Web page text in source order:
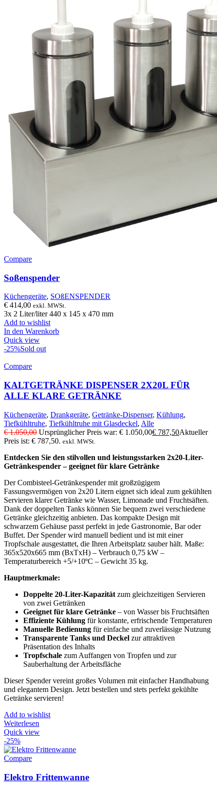
Compare
Soßenspender
Küchengeräte, SOßENSPENDER
€ 414,00 exkl. MWSt.
3x 2 Liter/liter 440 x 145 x 470 mm
Add to wishlist
In den Warenkorb
Quick view
-25%Sold out
Compare
KALTGETRÄNKE DISPENSER 2X20L FÜR
ALLE KLARE GETRÄNKE
Küchengeräte, Drankgeräte, Getränke-Dispenser, Kühlung,
Tiefkühltruhe, Tiefkühltruhe mit Glasdeckel, Alle
€1.050,00 Ursprünglicher Preis war: € 1.050,00€ 787,50Aktueller
Preis ist: € 787,50. exkl. MWSt.
Entdecken Sie den stilvollen und leistungsstarken 2x20-Liter-
Getränkespender – geeignet für klare Getränke
Der Combisteel-Getränkespender mit großzügigem
Fassungsvermögen von 2x20 Litern eignet sich ideal zum gekühlten
Servieren klarer Getränke wie Wasser, Limonade und Fruchtsäften.
Dank der doppelten Tanks können Sie bequem zwei verschiedene
Getränke gleichzeitig anbieten. Das kompakte Design mit
schwarzem Gehäuse passt perfekt in jede Gastronomie, Bar oder
Buffet. Der Spender wird manuell bedient und ist mit einer
Tropfschale ausgestattet, die Ihren Arbeitsplatz sauber hält. Maße:
365x520x665 mm (BxTxH) – Verbrauch 0,75 kW –
Temperaturbereich +5/+10ºC – Gewicht 35 kg.
Hauptmerkmale:
Doppelte 20-Liter-Kapazität zum gleichzeitigen Servieren
von zwei Getränken
Geeignet für klare Getränke – von Wasser bis Fruchtsäften
Effiziente Kühlung für konstante, erfrischende Temperaturen
Manuelle Bedienung für einfache und zuverlässige Nutzung
Transparente Tanks und Deckel zur attraktiven
Präsentation des Inhalts
Tropfschale zum Auffangen von Tropfen und zur
Sauberhaltung der Arbeitsfläche
Dieser Spender vereint großes Volumen mit einfacher Handhabung
und elegantem Design. Jetzt bestellen und stets perfekt gekühlte
Getränke servieren!
Add to wishlist
Weiterlesen
Quick view
-25%
Compare
Elektro Frittenwanne